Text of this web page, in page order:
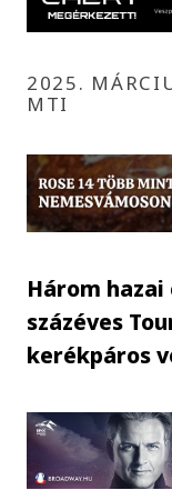
2025.
MTI
Három
százéves
kerékpáros